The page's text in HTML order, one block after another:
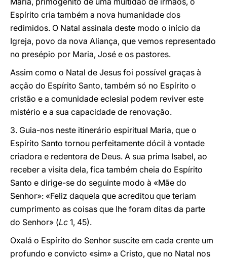
Espírito cria também a nova humanidade dos
redimidos. O Natal assinala deste modo o início da
Igreja, povo da nova Aliança, que vemos representado
no presépio por Maria, José e os pastores.
Assim como o Natal de Jesus foi possível graças à
acção do Espírito Santo, também só no Espírito o
cristão e a comunidade eclesial podem reviver este
mistério e a sua capacidade de renovação.
3. Guia-nos neste itinerário espiritual Maria, que o
Espírito Santo tornou perfeitamente dócil à vontade
criadora e redentora de Deus. A sua prima Isabel, ao
receber a visita dela, fica também cheia do Espírito
Santo e dirige-se do seguinte modo à «Mãe do
Senhor»: «Feliz daquela que acreditou que teriam
cumprimento as coisas que lhe foram ditas da parte
do Senhor» (Lc 1, 45).
Oxalá o Espírito do Senhor suscite em cada crente um
profundo e convicto «sim» a Cristo, que no Natal nos